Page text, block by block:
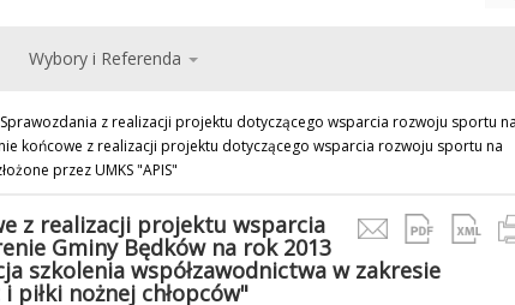
Wybory i Referenda
Sprawozdania z realizacji projektu dotyczącego wsparcia rozwoju sportu na
końcowe z realizacji projektu dotyczącego wsparcia rozwoju sportu na
przez UMKS "APIS"
z realizacji projektu wsparcia
Gminy Będków na rok 2013
szkolenia współzawodnictwa w zakresie
piłki nożnej chłopców"